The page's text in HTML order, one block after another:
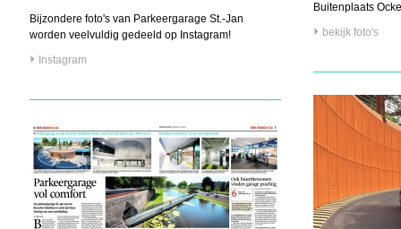
Bijzondere foto's van Parkeergarage St.-Jan
worden veelvuldig gedeeld op Instagram!
Instagram
Buitenplaats
bekijk foto's